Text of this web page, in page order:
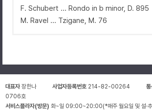
F. Schubert ... Rondo in b minor, D. 895
M. Ravel ... Tzigane, M. 76
대표자장한나 사업자등록번호 214-82-00264
0706호
서비스플라자(방문)화~일 09:00~20:00(*매주 월요일 및 설·추